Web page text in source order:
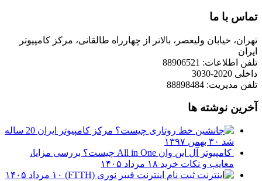
تماس با ما
تهران، خیابان ولیعصر، بالاتر از چهارراه طالقانی، مرکز کامپیوتر
ایران
تلفن اطلاعات: 88906521
داخلی 2020-3030
تلفن مدیریت: 88898484
آخرین نوشته ها
مرکز کامپیوتر ایران 20 ساله
شد ۳۰ بهمن ۱۳۹۷
کامپیوتر آل این وان All in One چیست؟ بررسی مزایا،
معایب و نکات خرید ۱۸ مرداد ۱۴۰۵
ثبت نام اینترنت فیبر نوری (FTTH)
۱۰ مرداد ۱۴۰۵